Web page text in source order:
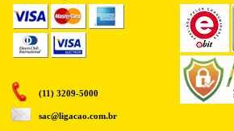
(11) 3209-5000
sac@ligacao.com.br